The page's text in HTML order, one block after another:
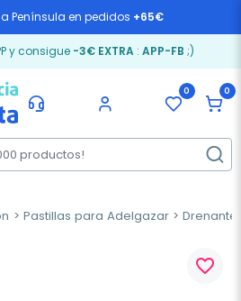
a Península en pedidos +65€
y consigue -3€ EXTRA: APP-FB ;)
0 0
Pastillas para Adelgazar
favorite_border